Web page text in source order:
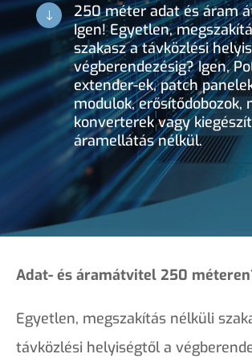
"
250 méter adat és áram
Igen! Egyetlen,
szakasz a távközlési
végberendezésig? Igen,
extender-ek, patch
modulok, erősítődobozok,
konverterek vagy
áramellátás nélkül.
Adat- és áramátvitel 250
Egyetlen, megszakítás nélküli
távközlési helyiségtől a